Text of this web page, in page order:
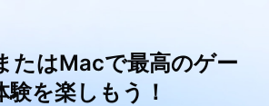
たはMacで最高のゲー
験を楽しもう！